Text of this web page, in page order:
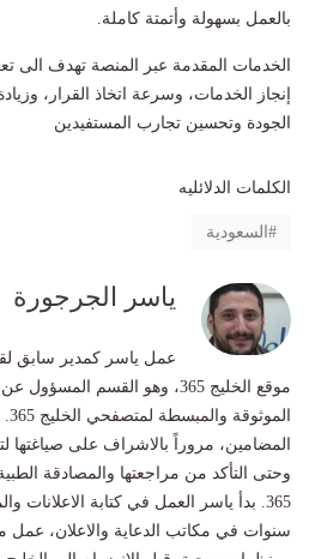
بالعمل بسهولة وأتمتة كاملة.
الخدمات المقدمة عبر المنصة تهدف الى
إنجاز الخدمات، وسرعة اتخاذ القرار،
الجودة وتحسين تجارب المستفيدين
الكلمات الدلائليه
السعودية
ياسر الجرجورة
عمل ياسر كمدير سابق
موقع الخليج 365، وهو القسم
المضامين، مروراً بالاشراف على صياغتها
وحتى التأكد من مراجعتها والمصادقة الطبية
365. بدأ ياسر العمل في كتابة
سنوات في مكاتب الدعاية والاعلان، عمل